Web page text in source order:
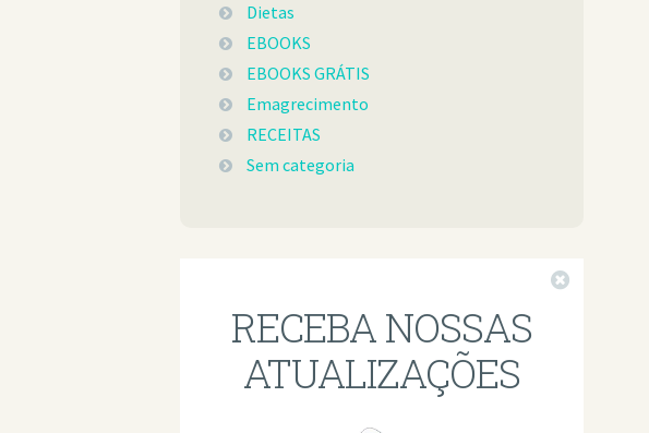
Dietas
EBOOKS
EBOOKS GRÁTIS
Emagrecimento
RECEITAS
Sem categoria
RECEBA NOSSAS
ATUALIZAÇÕES